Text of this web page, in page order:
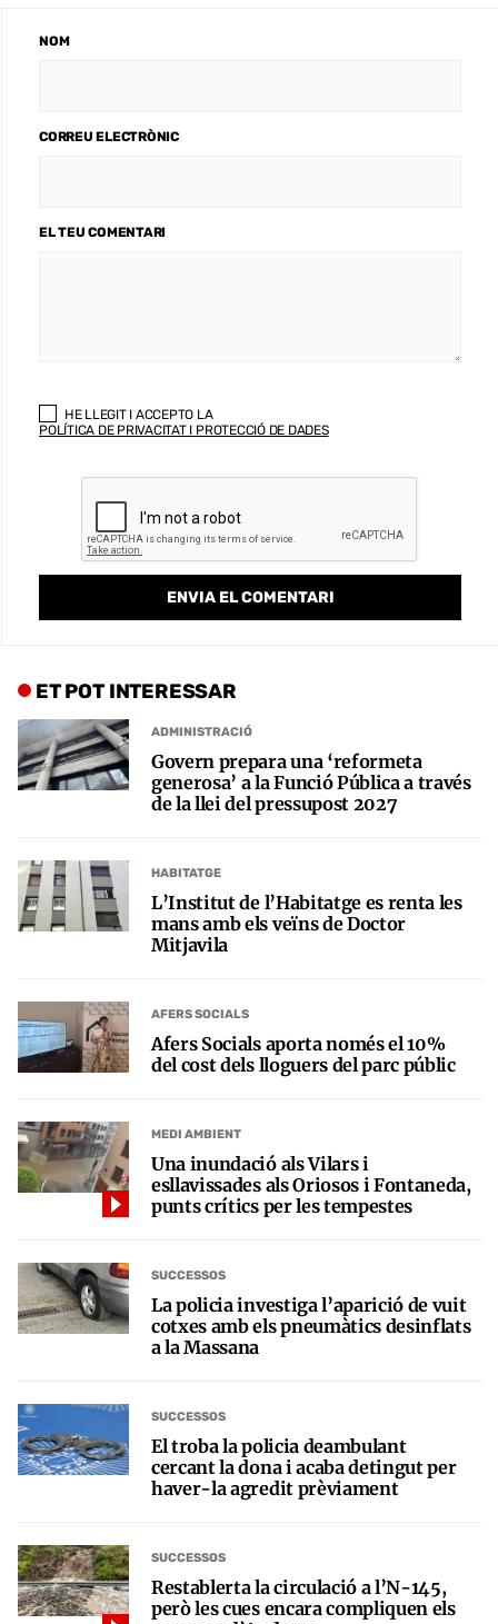
NOM
CORREU ELECTRÒNIC
EL TEU COMENTARI
HE LLEGIT I ACCEPTO LA
POLÍTICA DE PRIVACITAT I PROTECCIÓ DE DADES
ET POT INTERESSAR
ADMINISTRACIÓ
Govern prepara una ‘reformeta
generosa’ a la Funció Pública a través
de la llei del pressupost 2027
HABITATGE
L’Institut de l’Habitatge es renta les
mans amb els veïns de Doctor
Mitjavila
AFERS SOCIALS
Afers Socials aporta només el 10%
del cost dels lloguers del parc públic
MEDI AMBIENT
Una inundació als Vilars i
esllavissades als Oriosos i Fontaneda,
punts crítics per les tempestes
SUCCESSOS
La policia investiga l’aparició de vuit
cotxes amb els pneumàtics desinflats
a la Massana
SUCCESSOS
El troba la policia deambulant
cercant la dona i acaba detingut per
haver-la agredit prèviament
SUCCESSOS
Restablerta la circulació a l’N-145,
però les cues encara compliquen els